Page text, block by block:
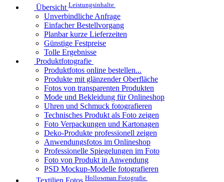
Übersicht Leistungsinhalte
Unverbindliche Anfrage
Einfacher Bestellvorgang
Planbar kurze Lieferzeiten
Günstige Festpreise
Tolle Ergebnisse
Produktfotografie
Produktfotos online bestellen...
Produkte mit glänzender Oberfläche
Fotos von transparenten Produkten
Mode und Bekleidung für Onlineshop
Uhren und Schmuck fotografieren
Technisches Produkt als Foto zeigen
Foto Verpackungen und Kartonagen
Deko-Produkte professionell zeigen
Anwendungsfotos im Onlineshop
Professionelle Spiegelungen im Foto
Foto von Produkt in Anwendung
PSD Mockup-Modelle fotografieren
Textilien Fotos Hollowman Fotografie